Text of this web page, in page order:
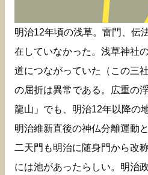
明治12年頃の浅草。雷門、伝
在していなかった。浅草神社
道につながっていた（この三
の屈折は異常である。広重の
龍山」でも、明治12年以降の
明治維新直後の神仏分離運動
二天門も明治に随身門から改
には池があったらしい。明治